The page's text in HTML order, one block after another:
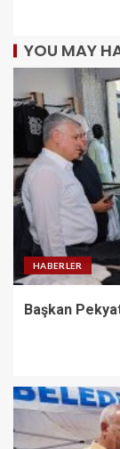
YOU MAY
HABERLER
Başkan